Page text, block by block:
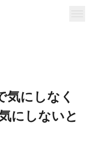
気にしなく
にしないと